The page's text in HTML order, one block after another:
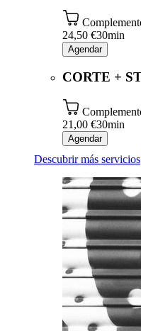
24,50 €30min
Agendar
CORTE +
21,00 €30min
Agendar
Descubrir más servicios